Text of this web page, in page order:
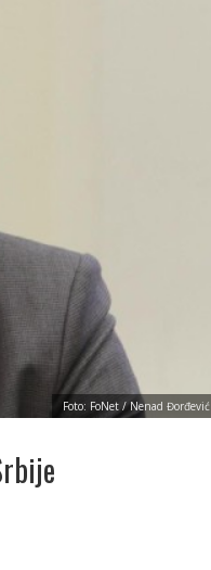
Foto: FoNet / Nenad Đorđević